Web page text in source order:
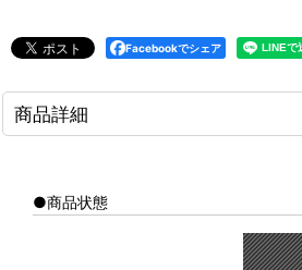
Facebookでシェア
商品詳細
●商品状態